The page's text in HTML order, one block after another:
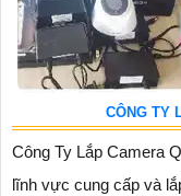
CÔNG TY
Công Ty Lắp Camera
lĩnh vực cung cấp và